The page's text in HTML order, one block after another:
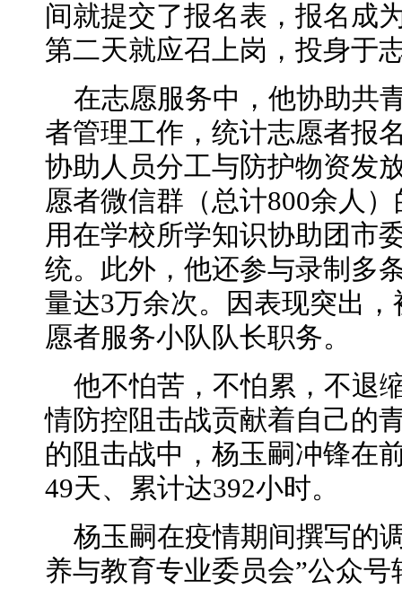
间就提交了报名表，报名成
第二天就应召上岗，投身于
在志愿服务中，他协助共
者管理工作，统计志愿者报
协助人员分工与防护物资发
愿者微信群（总计800余人
用在学校所学知识协助团市
统。此外，他还参与录制多
量达3万余次。因表现突出
愿者服务小队队长职务。
他不怕苦，不怕累，不退
情防控阻击战贡献着自己的
的阻击战中，杨玉嗣冲锋在
49天、累计达392小时。
杨玉嗣在疫情期间撰写的
养与教育专业委员会”公众